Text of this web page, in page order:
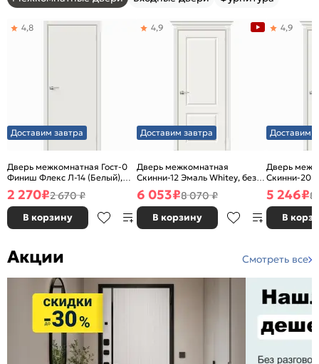
Доставим завтра
Дверь межкомнатная Гост-0
Финиш Флекс Л-14 (Белый),
глухая, каркасно-щитовая
4,8
2 270₽2 670 ₽
В корзину
Доставим завтра
Дверь межкомнатная
Скинни-12 Эмаль Whitey, без
декора, глухая, без стекла,
без кромки, скиновая
4,9
6 053₽8 070 ₽
В корзину
Доставим
Дверь
Скинни-20
декора,
без кромки,
4,9
5 246₽8
В
Акции Смотреть все